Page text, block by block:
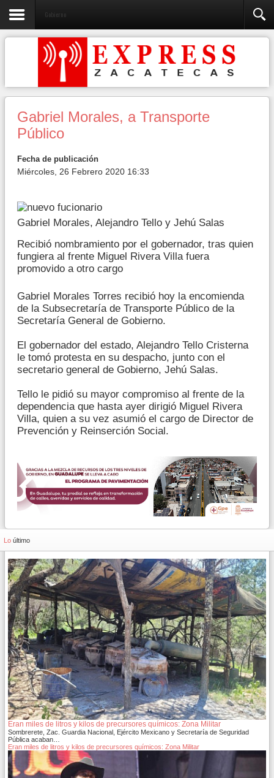
Gobierno
Gabriel Morales, a Transporte
Público
Fecha de publicación
Miércoles, 26 Febrero 2020 16:33
Gabriel Morales, Alejandro Tello y Jehú Salas
Recibió nombramiento por el gobernador, tras quien
fungiera al frente Miguel Rivera Villa fuera
promovido a otro cargo
Gabriel Morales Torres recibió hoy la encomienda
de la Subsecretaría de Transporte Público de la
Secretaría General de Gobierno.
El gobernador del estado, Alejandro Tello Cristerna
le tomó protesta en su despacho, junto con el
secretario general de Gobierno, Jehú Salas.
Tello le pidió su mayor compromiso al frente de la
dependencia que hasta ayer dirigió Miguel Rivera
Villa, quien a su vez asumió el cargo de Director de
Prevención y Reinserción Social.
Lo último
Eran miles de litros y kilos de precursores químicos: Zona Militar
Sombrerete, Zac. Guardia Nacional, Ejército Mexicano y Secretaría de Seguridad
Pública acaban…
Eran miles de litros y kilos de precursores químicos: Zona Militar